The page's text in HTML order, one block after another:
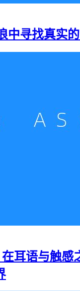
中寻找真实
耳语与触感